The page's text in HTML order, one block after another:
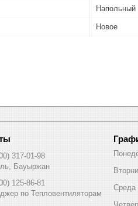
Напольный
Новое
317-01-98
Бауыржан
125-86-81
по Тепловентиляторам
Среда